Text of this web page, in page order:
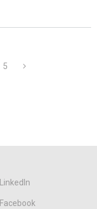
5
LinkedIn
Facebook